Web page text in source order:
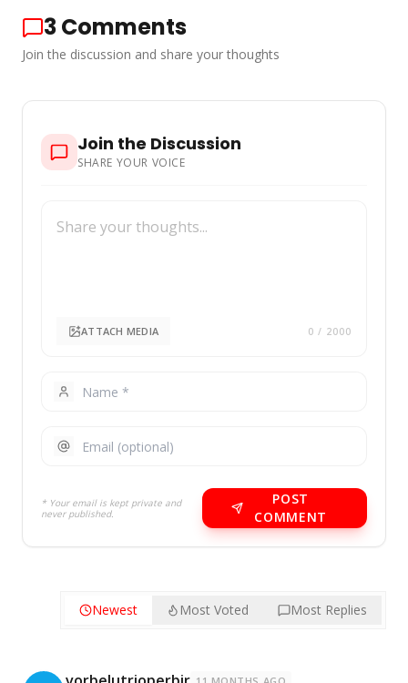
3Comments
Join the discussion and share your thoughts
Join the Discussion
SHARE YOUR VOICE
ATTACH MEDIA 0 / 2000
* Your email is kept private and
never published.
POST
COMMENT
Newest Most Voted Most Replies